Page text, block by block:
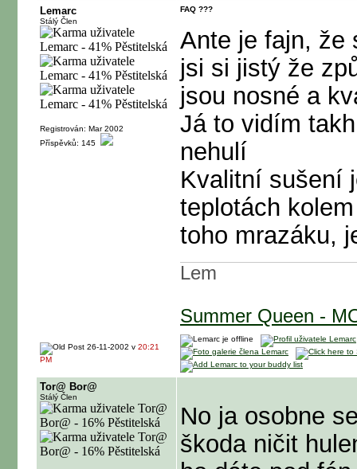
Lemarc
Stálý Člen
Registrován: Mar 2002
Příspěvků: 145
FAQ ???
Ante je fajn, že
jsi si jistý že
jsou nosné a
Já to vidím
nehulí
Kvalitní sušení
teplotách
toho mrazáku,
Lem
Summer Queen -
26-11-2002 v 20:21
PM
Tor@ Bor@
Stálý Člen
No ja osobne
škoda ničit